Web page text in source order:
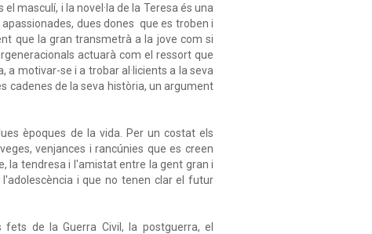
masculí, i la novel·la de la Teresa és una
dues dones que es troben i
que la gran transmetrà a la jove com si
actuarà com el ressort que
motivar-se i a trobar al·licients a la seva
cadenes de la seva història, un argument
èpoques de la vida. Per un costat els
venjances i rancúnies que es creen
la tendresa i l'amistat entre la gent gran i
i que no tenen clar el futur
de la Guerra Civil, la postguerra, el